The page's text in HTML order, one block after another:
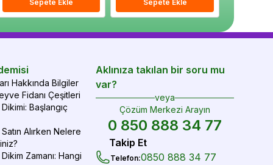
Sepete Ekle Sepete Ekle
Sepete Ekle Sepete Ekle
Hakkında Bilgiler
Fidanı Çeşitleri
Başlangıç
Alırken Nelere
Zamanı: Hangi
Aklınıza takılan bir soru mu
var?
veya
Çözüm Merkezi Arayın
0 850 888 34 77
Takip Et
Telefon:0850 888 34 77